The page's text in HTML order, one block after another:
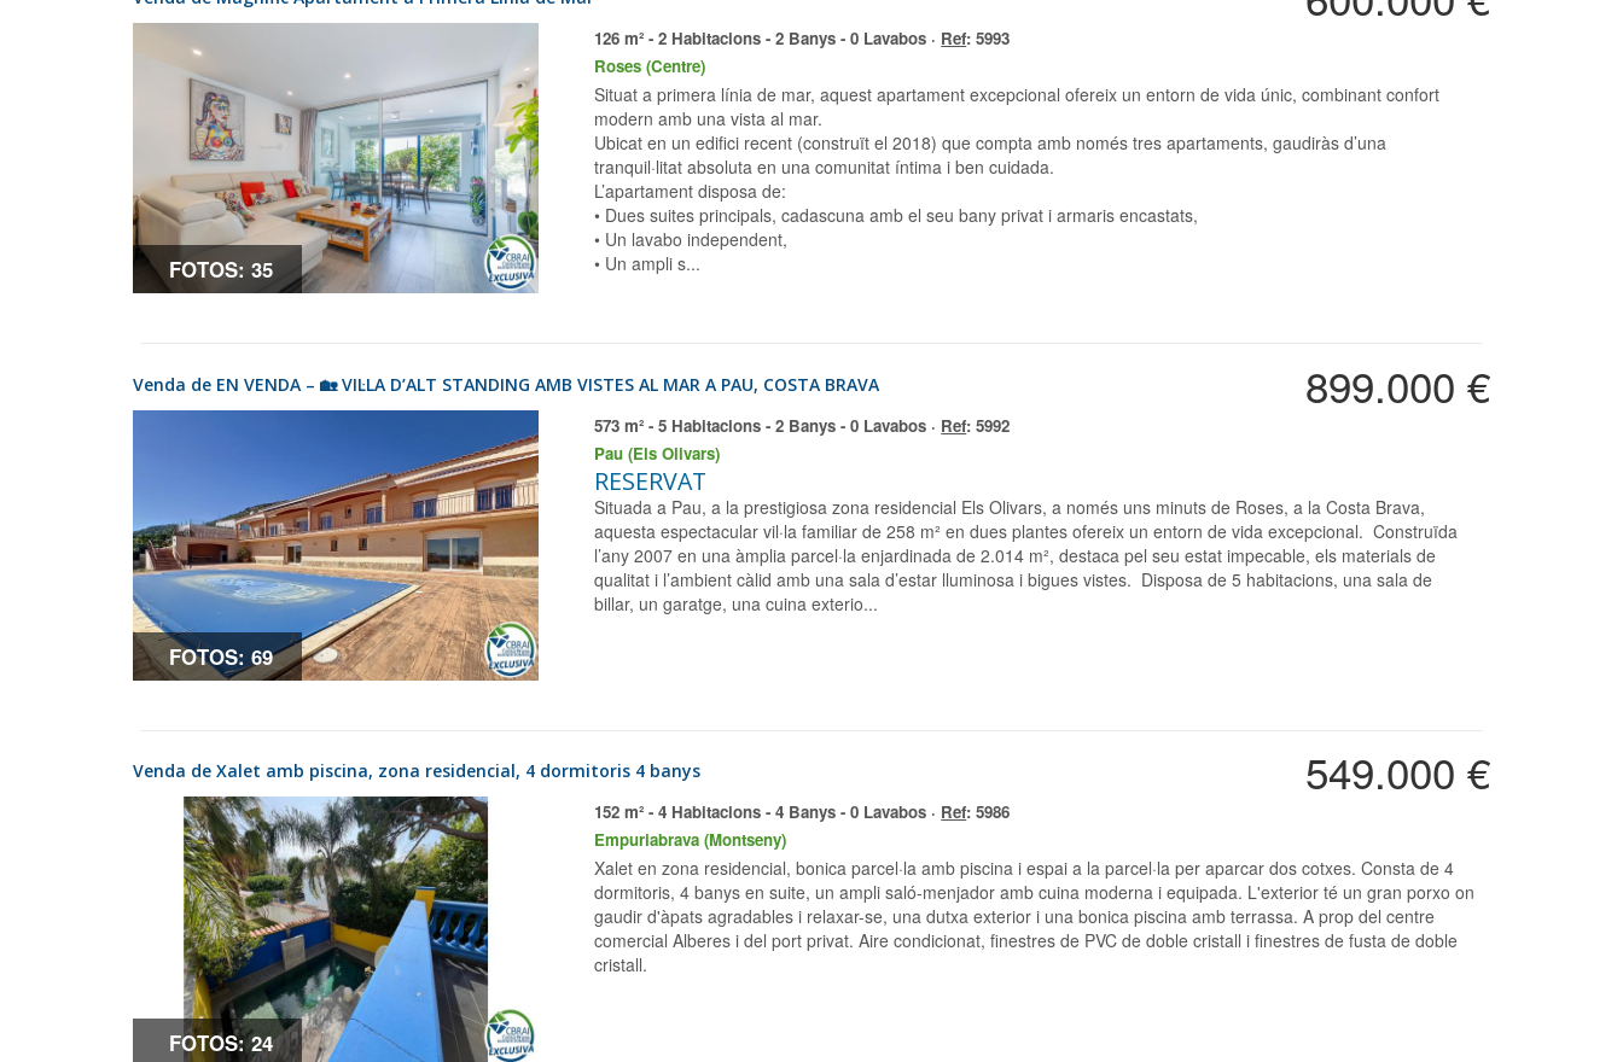
FOTOS: 35
126 m² - 2 Habitacions - 2 Banys - 0 Lavabos · Ref: 5993
Roses (Centre)
Situat a primera línia de mar, aquest apartament excepcional ofereix un entorn de vida únic, combinant confort
modern amb una vista al mar.
Ubicat en un edifici recent (construït el 2018) que compta amb només tres apartaments, gaudiràs d’una
tranquil·litat absoluta en una comunitat íntima i ben cuidada.
L’apartament disposa de:
• Dues suites principals, cadascuna amb el seu bany privat i armaris encastats,
• Un lavabo independent,
• Un ampli s...
Venda de EN VENDA – 🏡 VIL·LA D’ALT STANDING AMB VISTES AL MAR A PAU, COSTA BRAVA 899.000 €
FOTOS: 69
573 m² - 5 Habitacions - 2 Banys - 0 Lavabos · Ref: 5992
Pau (Els Olivars)
RESERVAT
Situada a Pau, a la prestigiosa zona residencial Els Olivars, a només uns minuts de Roses, a la Costa Brava,
aquesta espectacular vil·la familiar de 258 m² en dues plantes ofereix un entorn de vida excepcional. Construïda
l’any 2007 en una àmplia parcel·la enjardinada de 2.014 m², destaca pel seu estat impecable, els materials de
qualitat i l’ambient càlid amb una sala d’estar lluminosa i bigues vistes. Disposa de 5 habitacions, una sala de
billar, un garatge, una cuina exterio...
Venda de Xalet amb piscina, zona residencial, 4 dormitoris 4 banys 549.000 €
FOTOS: 24
152 m² - 4 Habitacions - 4 Banys - 0 Lavabos · Ref: 5986
Empuriabrava (Montseny)
Xalet en zona residencial, bonica parcel·la amb piscina i espai a la parcel·la per aparcar dos cotxes. Consta de 4
dormitoris, 4 banys en suite, un ampli saló-menjador amb cuina moderna i equipada. L'exterior té un gran porxo on
gaudir d'àpats agradables i relaxar-se, una dutxa exterior i una bonica piscina amb terrassa. A prop del centre
comercial Alberes i del port privat. Aire condicionat, finestres de PVC de doble cristall i finestres de fusta de doble
cristall.